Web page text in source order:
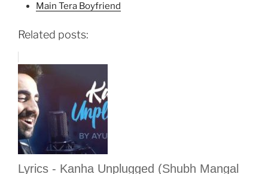
Main Tera Boyfriend
Related posts:
Lyrics - Kanha Unplugged (Shubh Mangal